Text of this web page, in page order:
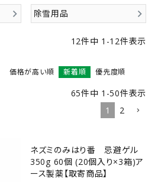
除雪用品
12件中 1 -12件表示
価格が高い順 新着順 優先度順
65件中 1 -50件表示
1
2
ネズミのみはり番 忌避ゲル
350g 60個 (20個入り×3箱)ア
ース製薬【取寄商品】